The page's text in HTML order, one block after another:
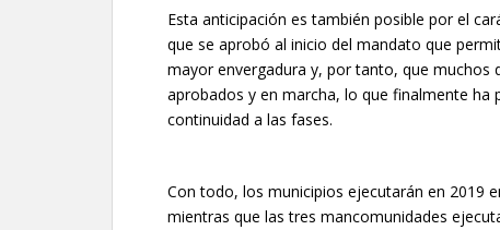
Esta anticipación es también posible por el
que se aprobó al inicio del mandato que
mayor envergadura y, por tanto, que muchos
aprobados y en marcha, lo que finalmente
continuidad a las fases.
Con todo, los municipios ejecutarán en 2019
mientras que las tres mancomunidades